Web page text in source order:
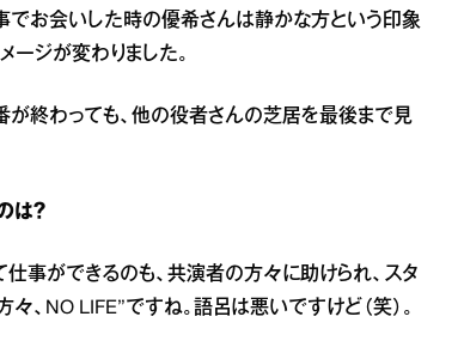
でお会いした時の優希さんは静かな方という印象
ージが変わりました。
終わっても、他の役者さんの芝居を最後まで見
は？
事ができるのも、共演者の方々に助けられ、スタ
、NO LIFE”ですね。語呂は悪いですけど（笑）。